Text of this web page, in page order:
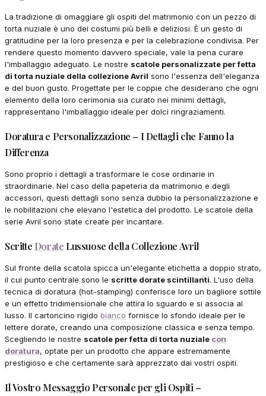
La tradizione di omaggiare gli ospiti del matrimonio con un pezzo di
torta nuziale è uno dei costumi più belli e deliziosi. È un gesto di
gratitudine per la loro presenza e per la celebrazione condivisa. Per
rendere questo momento davvero speciale, vale la pena curare
l'imballaggio adeguato. Le nostre scatole personalizzate per fetta
di torta nuziale della collezione Avril sono l'essenza dell'eleganza
e del buon gusto. Progettate per le coppie che desiderano che ogni
elemento della loro cerimonia sia curato nei minimi dettagli,
rappresentano l'imballaggio ideale per dolci ringraziamenti.
Doratura e Personalizzazione – I Dettagli che Fanno la
Differenza
Sono proprio i dettagli a trasformare le cose ordinarie in
straordinarie. Nel caso della papeteria da matrimonio e degli
accessori, questi dettagli sono senza dubbio la personalizzazione e
le nobilitazioni che elevano l'estetica del prodotto. Le scatole della
serie Avril sono state create per incantare.
Scritte Dorate Lussuose della Collezione Avril
Sul fronte della scatola spicca un'elegante etichetta a doppio strato,
il cui punto centrale sono le scritte dorate scintillanti. L'uso della
tecnica di doratura (hot-stamping) conferisce loro un bagliore sottile
e un effetto tridimensionale che attira lo sguardo e si associa al
lusso. Il cartoncino rigido bianco fornisce lo sfondo ideale per le
lettere dorate, creando una composizione classica e senza tempo.
Scegliendo le nostre scatole per fetta di torta nuziale con
doratura, optate per un prodotto che appare estremamente
prestigioso e che certamente sarà apprezzato dai vostri ospiti.
Il Vostro Messaggio Personale per gli Ospiti –